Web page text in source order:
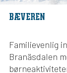
BÆVEREN
Familievenlig
Branäsdalen